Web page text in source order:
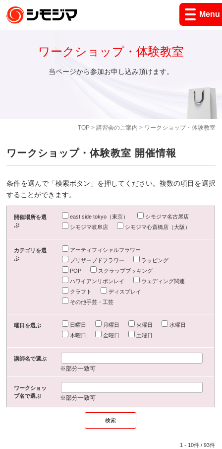
Menu
TOP> 講習会のご案内 > ワークショップ・体験教室
ワークショップ・体験教室
当ページから参加お申し込み頂けます。
ワークショップ・体験教室 開催情報
条件を選んで「検索ボタン」を押してください。複数の項目を選択
することができます。
開催場所を選
ぶ
east side tokyo（東京）
シモジマ名古屋店
シモジマ岐阜店
シモジマ心斎橋店（大阪）
カテゴリを選
ぶ
アーティフィシャルフラワー
プリザーブドフラワー
ラッピング
POP
スクラップブッキング
ハワイアンリボンレイ
ウェディング関連
クラフト
ディスプレイ
その他手芸・工芸
曜日を選ぶ 日曜日 月曜日 火曜日
水曜日
木曜日
金曜日 土曜日
講師名で選ぶ
※部分一致可
ワークショッ
プ名で選ぶ
※部分一致可
1 - 10件 /93件